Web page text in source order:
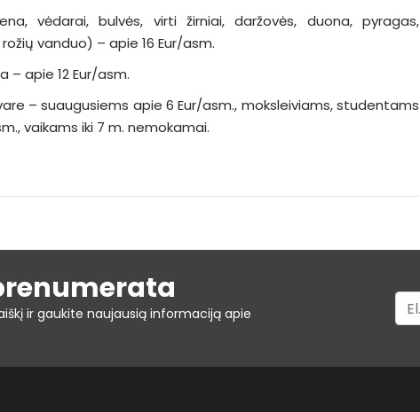
vėdarai, bulvės, virti žirniai, daržovės, duona, pyragas,
vanduo) – apie 16 Eur/asm.
– apie 12 Eur/asm.
– suaugusiems apie 6 Eur/asm., moksleiviams, studentams
vaikams iki 7 m. nemokamai.
ir gaukite naujausią informaciją apie